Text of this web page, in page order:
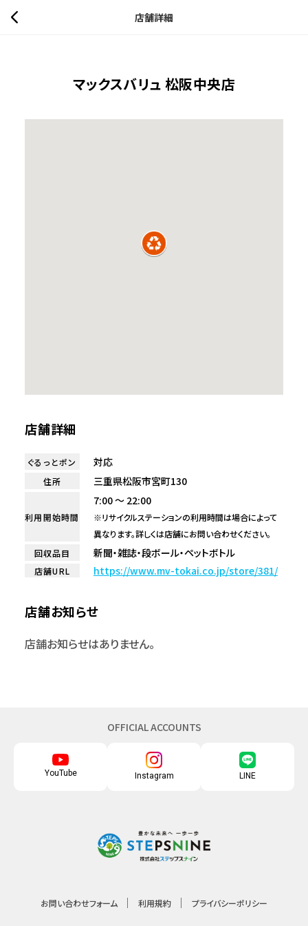
店舗詳細
マックスバリュ 松阪中央店
店舗詳細
ぐるっとポン 対応
住所 三重県松阪市宮町130
利用開始時間
7:00 ～ 22:00
※リサイクルステーションの利用時間は場合によって
異なります。詳しくは店舗にお問い合わせください。
回収品目
新聞・雑誌・段ボール・ペットボトル
店舗URL https://www.mv-tokai.co.jp/store/381/
店舗お知らせ
店舗お知らせはありません。
OFFICIAL ACCOUNTS
YouTube Instagram LINE
お問い合わせフォーム 利用規約 プライバシーポリシー